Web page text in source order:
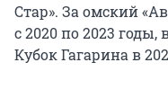
Стар». За омский
с 2020 по 2023
Кубок Гагарина в